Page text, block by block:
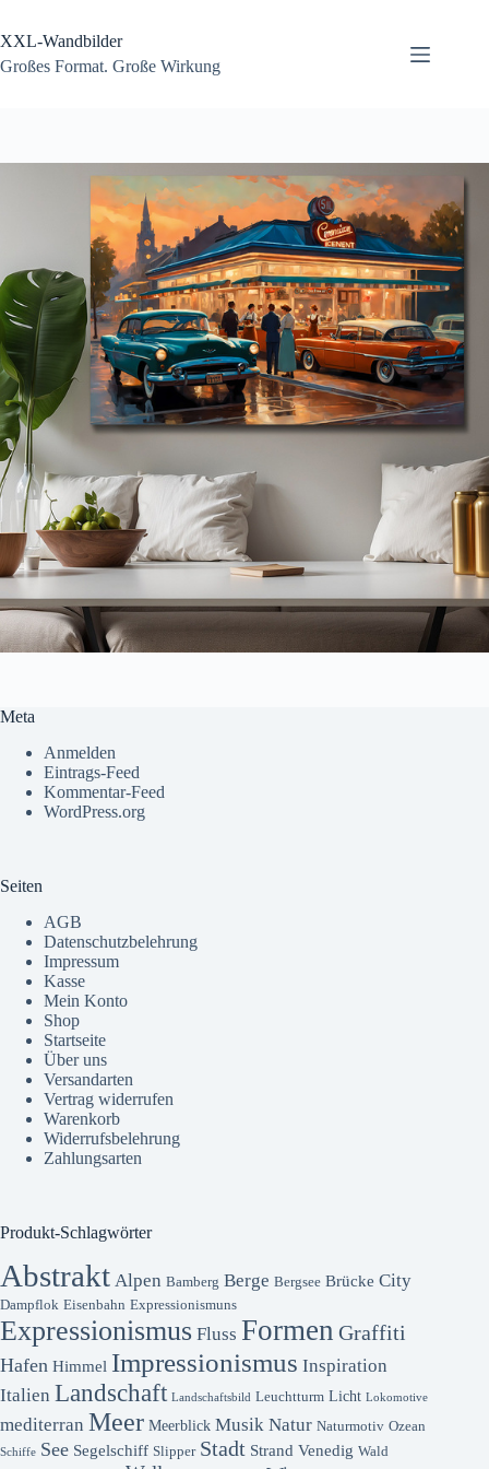
springen
XXL-Wandbilder
Großes Format. Große Wirkung
Meta
Anmelden
Eintrags-Feed
Kommentar-Feed
WordPress.org
Seiten
AGB
Datenschutzbelehrung
Impressum
Kasse
Mein Konto
Shop
Startseite
Über uns
Versandarten
Vertrag widerrufen
Warenkorb
Widerrufsbelehrung
Zahlungsarten
Produkt-Schlagwörter
Abstrakt Alpen Bamberg Berge Bergsee Brücke City
Dampflok Eisenbahn Expressionismuns
Expressionismus Fluss Formen Graffiti
Hafen Himmel Impressionismus Inspiration
Italien Landschaft Landschaftsbild Leuchtturm Licht Lokomotive
mediterran Meer Meerblick Musik Natur Naturmotiv Ozean
Schiffe See Segelschiff Slipper Stadt Strand Venedig Wald